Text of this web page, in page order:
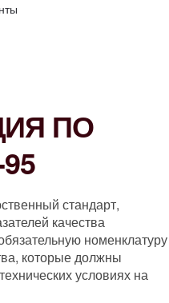
ПО
стандарт,
качества
номенклатуру
которые должны
условиях на